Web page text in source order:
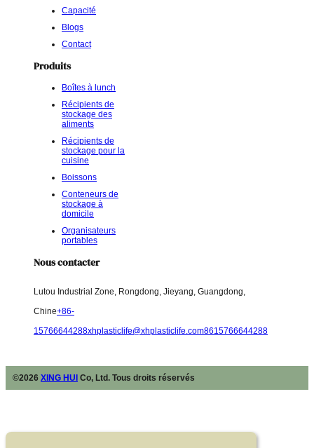
Capacité
Blogs
Contact
Produits
Boîtes à lunch
Récipients de
stockage des
aliments
Récipients de
stockage pour la
cuisine
Boissons
Conteneurs de
stockage à
domicile
Organisateurs
portables
Nous contacter
Lutou Industrial Zone, Rongdong, Jieyang, Guangdong,
Chine+86-
15766644288xhplasticlife@xhplasticlife.com8615766644288
©2026 XING HUI Co, Ltd. Tous droits réservés